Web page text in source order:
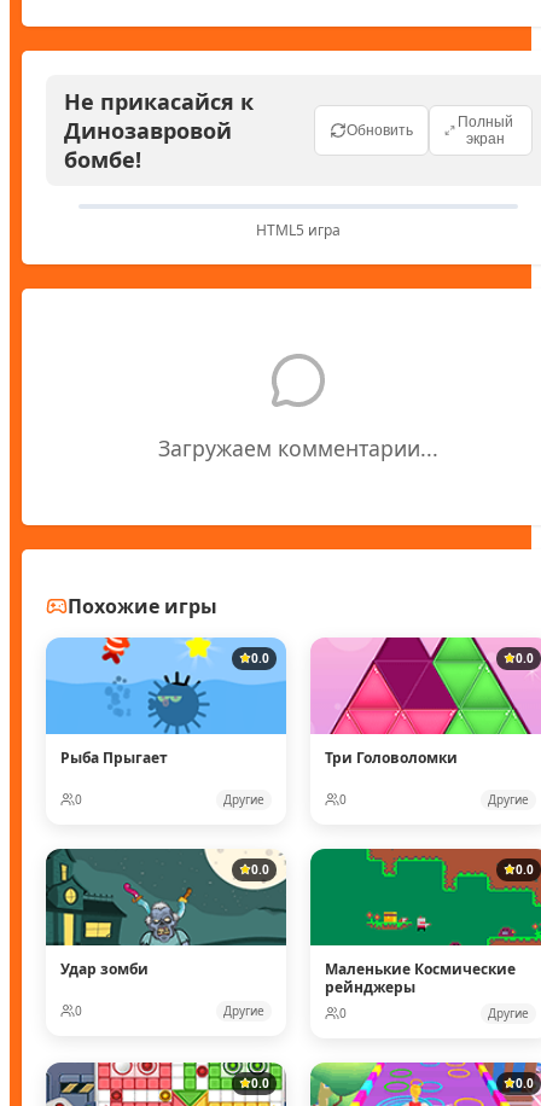
Не прикасайся к
Динозавровой
бомбе!
Обновить
Полный
экран
HTML5 игра
Загружаем комментарии...
Похожие игры
0.0
Рыба Прыгает
0 Другие
0.0
Три Головоломки
0 Другие
0.0
Удар зомби
0 Другие
0.0
Маленькие Космические
рейнджеры
0 Другие
0.0 0.0